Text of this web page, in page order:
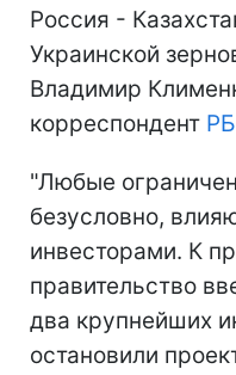
Россия -
Украинской
Владимир
корреспондент
"Любые
безусловно,
инвесторами. К
правительство
два крупнейших
остановили